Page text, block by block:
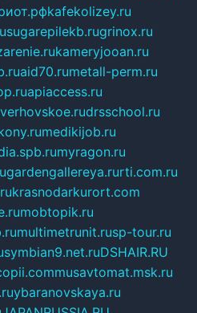
kafekolizey.ru
sugarepilekb.rugrinox.ru
kameryjooan.ru
aid70.rumetall-perm.ru
apiaccess.ru
drsschool.ru
medikijob.ru
myragon.ru
gardengallereya.rurti.com.ru
krasnodarkurort.com
mobtopik.ru
multimetrunit.rusp-tour.ru
symbian9.net.ruDSHAIR.RU
musavtomat.msk.ru
ybaranovskaya.ru